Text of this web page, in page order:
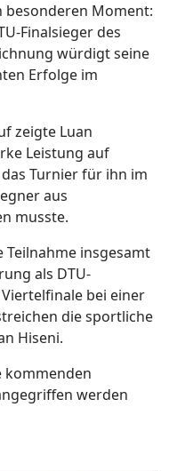
besonderen Moment:
Finalsieger des
würdigt seine
Erfolge im
zeigte Luan
Leistung auf
Turnier für ihn im
aus
musste.
Teilnahme insgesamt
als DTU-
bei einer
die sportliche
Hiseni.
kommenden
werden